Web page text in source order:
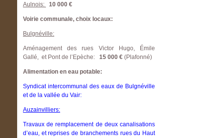
Aulnois: 10 000 €
Voirie communale, choix locaux:
Bulgnéville:
Aménagement des rues Victor Hugo, Émile
Gallé, et Pont de l’Epèche: 15 000 € (Plafonné)
Alimentation en eau potable:
Syndicat intercommunal des eaux de Bulgnéville
et de la vallée du Vair:
Auzainvilliers:
Travaux de remplacement de deux canalisations
d’eau, et reprises de branchements rues du Haut